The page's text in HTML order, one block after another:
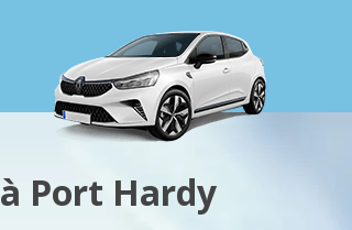
Port Hardy